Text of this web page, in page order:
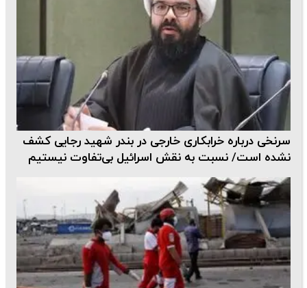
سرنخی درباره خرابکاری خارجی در بندر شهید رجایی کشف
نشده است/ نسبت به نقش اسرائیل بی‌تفاوت نیستیم